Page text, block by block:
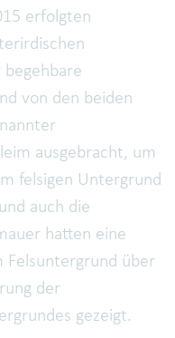
erfolgten
von den beiden
ausgebracht, um
felsigen Untergrund
auch die
hatten eine
Felsuntergrund über
der
gezeigt.